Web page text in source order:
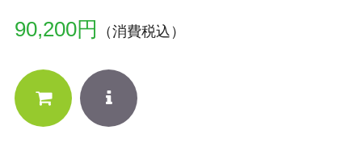
90,200円 （消費税込）